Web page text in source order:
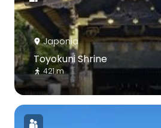
Japonia
Toyokuni Shrine
421 m